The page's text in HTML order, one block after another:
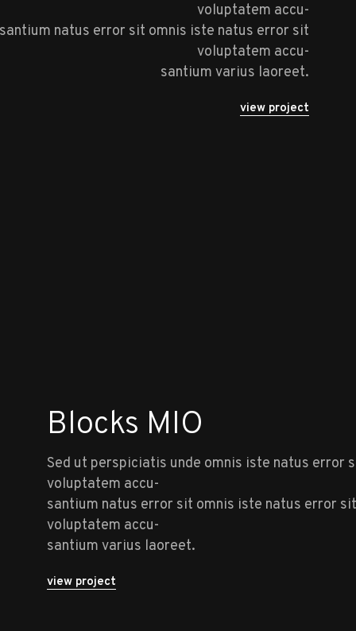
voluptatem accu-
natus error sit omnis iste natus error sit
voluptatem accu-
santium varius laoreet.
view project
Blocks MIO
Sed ut perspiciatis unde omnis iste natus error
voluptatem accu-
santium natus error sit omnis iste natus error
voluptatem accu-
santium varius laoreet.
view project